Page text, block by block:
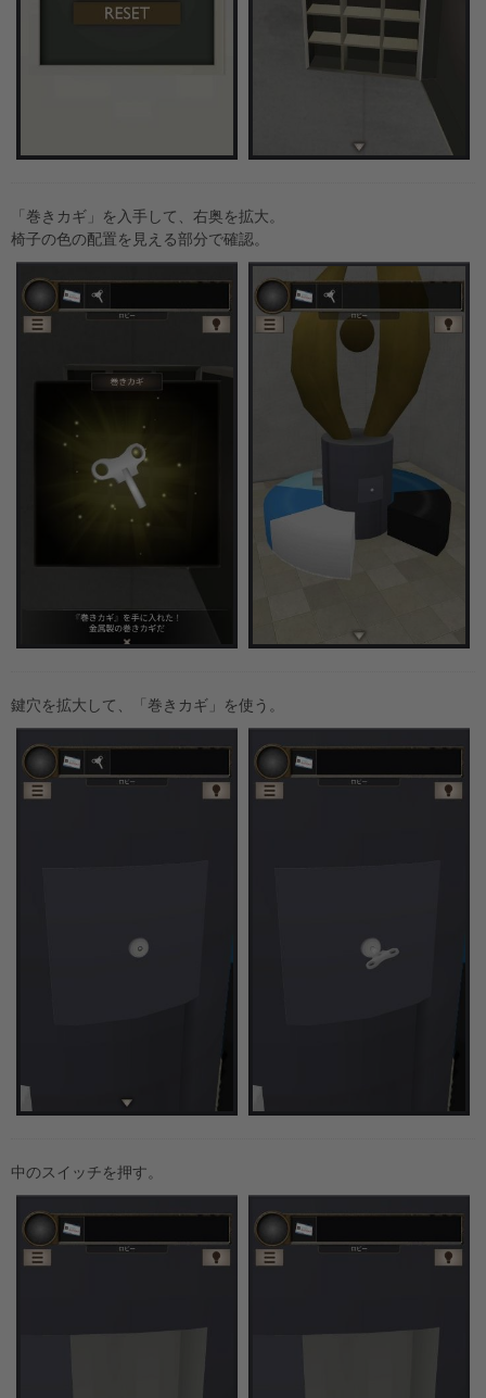
「巻きカギ」を入手して、右奥を拡大。
椅子の色の配置を見える部分で確認。
鍵穴を拡大して、「巻きカギ」を使う。
中のスイッチを押す。